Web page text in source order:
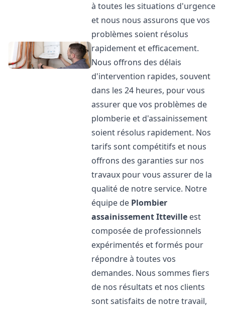
à toutes les situations d'urgence
et nous nous assurons que vos
problèmes soient résolus
rapidement et efficacement.
Nous offrons des délais
d'intervention rapides, souvent
dans les 24 heures, pour vous
assurer que vos problèmes de
plomberie et d'assainissement
soient résolus rapidement. Nos
tarifs sont compétitifs et nous
offrons des garanties sur nos
travaux pour vous assurer de la
qualité de notre service. Notre
équipe de Plombier
assainissementItteville est
composée de professionnels
expérimentés et formés pour
répondre à toutes vos
demandes. Nous sommes fiers
de nos résultats et nos clients
sont satisfaits de notre travail,